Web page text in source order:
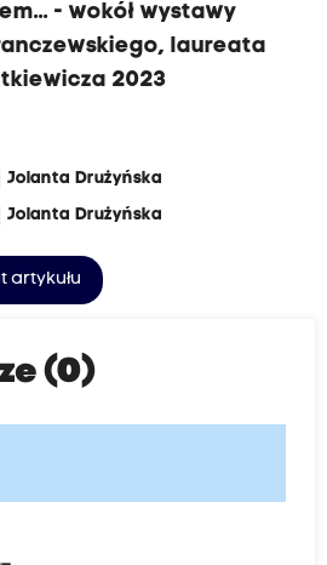
- wokół wystawy
laureata
2023
Jolanta Drużyńska
Jolanta Drużyńska
artykułu
(0)